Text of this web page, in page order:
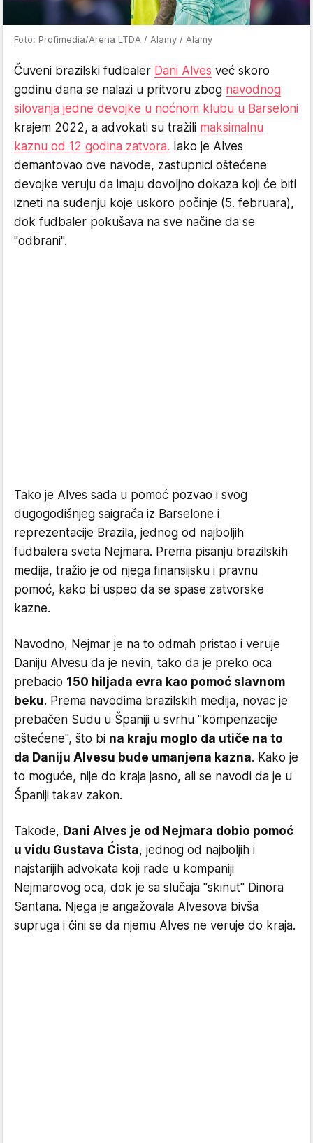
Foto: Profimedia/Arena LTDA / Alamy / Alamy
Čuveni brazilski fudbaler Dani Alves već skoro
godinu dana se nalazi u pritvoru zbog navodnog
silovanja jedne devojke u noćnom klubu u Barseloni
krajem 2022, a advokati su tražili maksimalnu
kaznu od 12 godina zatvora. Iako je Alves
demantovao ove navode, zastupnici oštećene
devojke veruju da imaju dovoljno dokaza koji će biti
izneti na suđenju koje uskoro počinje (5. februara),
dok fudbaler pokušava na sve načine da se
"odbrani".
Tako je Alves sada u pomoć pozvao i svog
dugogodišnjeg saigrača iz Barselone i
reprezentacije Brazila, jednog od najboljih
fudbalera sveta Nejmara. Prema pisanju brazilskih
medija, tražio je od njega finansijsku i pravnu
pomoć, kako bi uspeo da se spase zatvorske
kazne.
Navodno, Nejmar je na to odmah pristao i veruje
Daniju Alvesu da je nevin, tako da je preko oca
prebacio 150 hiljada evra kao pomoć slavnom
beku. Prema navodima brazilskih medija, novac je
prebačen Sudu u Španiji u svrhu "kompenzacije
oštećene", što bi na kraju moglo da utiče na to
da Daniju Alvesu bude umanjena kazna. Kako je
to moguće, nije do kraja jasno, ali se navodi da je u
Španiji takav zakon.
Takođe, Dani Alves je od Nejmara dobio pomoć
u vidu Gustava Ćista, jednog od najboljih i
najstarijih advokata koji rade u kompaniji
Nejmarovog oca, dok je sa slučaja "skinut" Dinora
Santana. Njega je angažovala Alvesova bivša
supruga i čini se da njemu Alves ne veruje do kraja.